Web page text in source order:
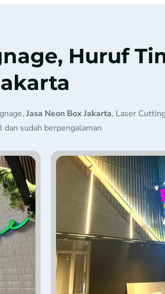
Huruf
Jasa Neon Box Jakarta, Laser
sudah berpengalaman